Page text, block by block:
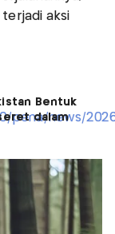
terjadi aksi
Bentuk
dalam